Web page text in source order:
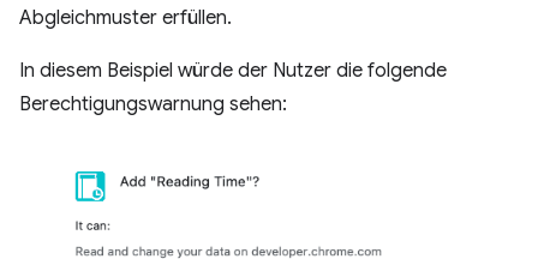
Abgleichmuster erfüllen.
In diesem Beispiel würde der Nutzer die folgende
Berechtigungswarnung sehen: